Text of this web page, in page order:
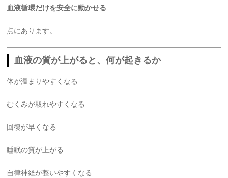
血液循環だけを安全に動かせる
点にあります。
血液の質が上がると、何が起きるか
体が温まりやすくなる
むくみが取れやすくなる
回復が早くなる
睡眠の質が上がる
自律神経が整いやすくなる